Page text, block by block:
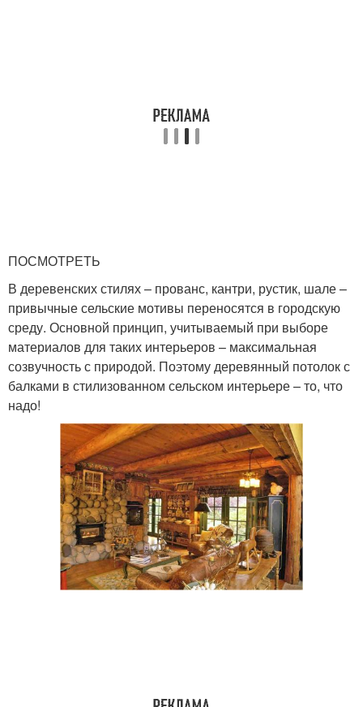
ПОСМОТРЕТЬ
В деревенских стилях – прованс, кантри, рустик, шале –
привычные сельские мотивы переносятся в городскую
среду. Основной принцип, учитываемый при выборе
материалов для таких интерьеров – максимальная
созвучность с природой. Поэтому деревянный потолок с
балками в стилизованном сельском интерьере – то, что
надо!